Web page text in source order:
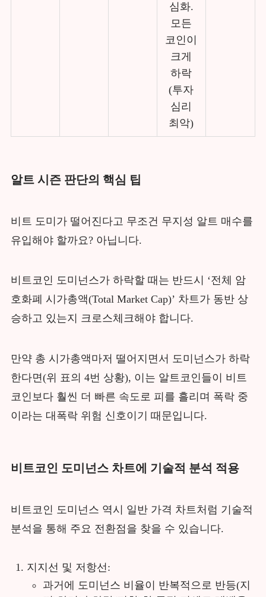
심화.
모든
코인이
크게
하락
(투자
심리
최악)
알트 시즌 판단의 핵심 팁
비트 도미가 떨어진다고 무조건 무지성 알트 매수를
유입해야 할까요? 아닙니다.
비트코인 도미넌스가 하락할 때는 반드시 ‘전체 암
호화폐 시가총액(Total Market Cap)’ 차트가 동반 상
승하고 있는지 크로스체크해야 합니다.
만약 총 시가총액마저 떨어지면서 도미넌스가 하락
한다면(위 표의 4번 상황), 이는 알트코인들이 비트
코인보다 훨씬 더 빠른 속도로 피를 흘리며 폭락 중
이라는 대폭락 위험 신호이기 때문입니다.
비트코인 도미넌스 차트에 기술적 분석 적용
비트코인 도미넌스 역시 일반 가격 차트처럼 기술적
분석을 통해 주요 전환점을 찾을 수 있습니다.
지지선 및 저항선:
과거에 도미넌스 비율이 반복적으로 반등(지